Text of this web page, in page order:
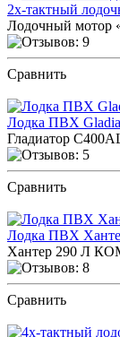
2х-тактный
Лодочный мотор
Сравнить
Лодка ПВХ
Гладиатор
Сравнить
Лодка ПВХ
Хантер 290 Л
Сравнить